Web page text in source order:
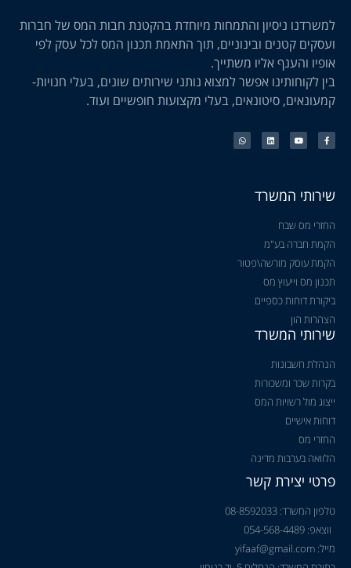
למשרדנו ניסיון והתמחות מיוחדת בהקטנת חבות המס של חברות
ועסקים קטנים ובינוניים, תוך התאמת תכנון המס לכל עסק לפי
אופיו והענף אליו משתייך.
בין לקוחותינו אפשר למצוא נותני שירותים שונים, בעלי חנויות-
קמעונאים, סיטונאים, בעלי מקצועות חופשיים ועוד.
שירותי המשרד
החזרי מס שבח
הקמת חברה בע"מ
הקמת עוסק מורשה\פטור
תכנון מס וייעוץ מס
ביקורת דוחות כספיים
הצהרות הון
שירותי המשרד
הנהלת חשבונות
בקרות שכר ומשכורות
ייצוג מול רשויות המס
דוחות אישיים
החזרי מס
הלוואה בערבות מדינה
פרטי יצירת קשר
טלפון המשרד: 08-8592033
ווצאפ: 054-568-4489
מייל: yifaaf@gmail.com